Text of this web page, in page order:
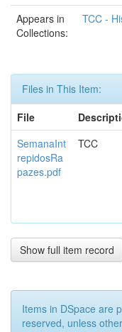
Appears in
Collections:
TCC -
Files in This Item:
File
SemanaInt
repidosRa
pazes.pdf
TCC
Show full item record
Items in DSpace are
reserved, unless